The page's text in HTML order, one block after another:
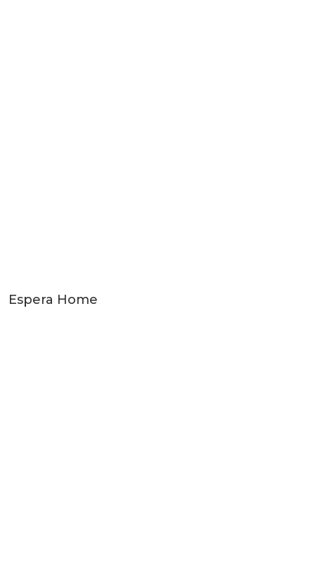
Espera Home